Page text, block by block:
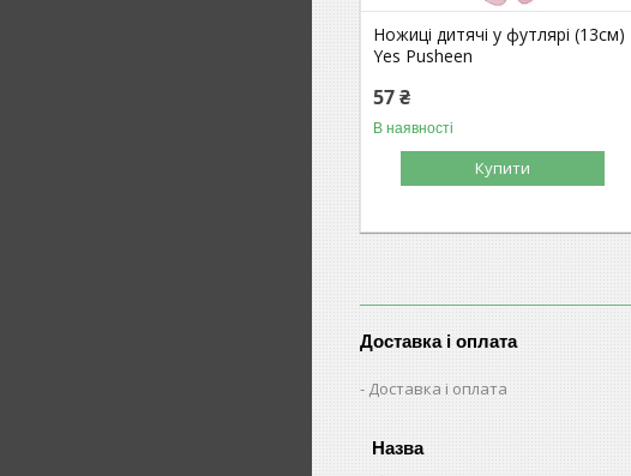
Ножиці дитячі у футлярі (13см)
Yes Pusheen
57 ₴
В наявності
Купити
Доставка і оплата
Доставка і оплата